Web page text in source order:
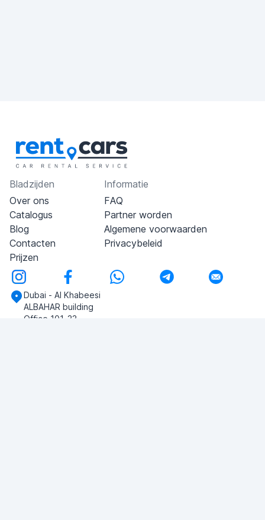
Bladzijden
Over ons
Catalogus
Blog
Contacten
Prijzen
Informatie
FAQ
Partner worden
Algemene voorwaarden
Privacybeleid
Dubai - Al Khabeesi
ALBAHAR building
Office 101-33